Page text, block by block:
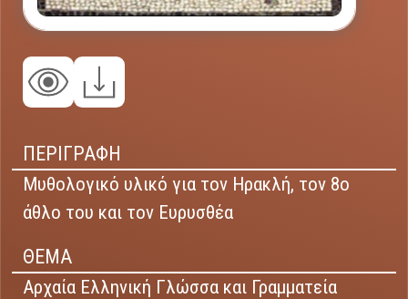
ΠΕΡΙΓΡΑΦΗ
Μυθολογικό υλικό για τον Ηρακλή, τον 8ο
άθλο του και τον Ευρυσθέα
ΘΕΜΑ
Αρχαία Ελληνική Γλώσσα και Γραμματεία